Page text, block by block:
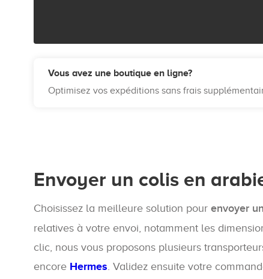
Vous avez une boutique en ligne?
Optimisez vos expéditions sans frais
Envoyer un colis en
Choisissez la meilleure solution pour envoyer
relatives à votre envoi, notamment les
clic, nous vous proposons plusieurs
encore Hermes. Validez ensuite votre